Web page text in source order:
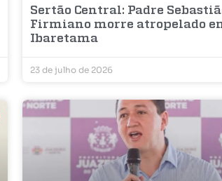
Sertão Central: Padre
Firmiano morre atropelado
Ibaretama
23 de julho de 2026